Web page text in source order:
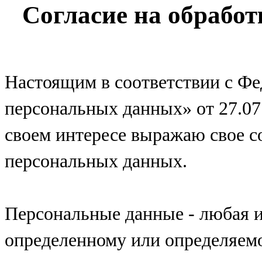
Согласие на
Настоящим в соответствии с
персональных данных» от
своем интересе выражаю свое
персональных данных.
Персональные данные - любая
определенному или